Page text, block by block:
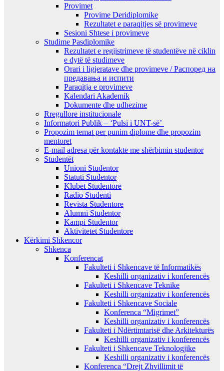
Provimet
Provime Deridiplomike
Rezultatet e paraqitjes së provimeve
Sesioni Shtese i provimeve
Studime Pasdiplomike
Rezultatet e regjistrimeve të studentëve në ciklin
e dytë të studimeve
Orari i ligjeratave dhe provimeve / Распоред на
предавањa и испити
Paraqitja e provimeve
Kalendari Akademik
Dokumente dhe udhezime
Rregullore institucionale
Informatori Publik – ‘Pulsi i UNT-së’
Propozim temat per punim diplome dhe propozim
mentoret
E-mail adresa për kontakte me shërbimin studentor
Studentët
Unioni Studentor
Statuti Studentor
Klubet Studentore
Radio Studenti
Revista Studentore
Alumni Studentor
Kampi Studentor
Aktivitetet Studentore
Kërkimi Shkencor
Shkenca
Konferencat
Fakulteti i Shkencave të Informatikës
Keshilli organizativ i konferencës
Fakulteti i Shkencave Teknike
Keshilli organizativ i konferencës
Fakulteti i Shkencave Sociale
Konferenca “Migrimet”
Keshilli organizativ i konferencës
Fakulteti i Ndërtimtarisë dhe Arkitekturës
Keshilli organizativ i konferencës
Fakulteti i Shkencave Teknologjike
Keshilli organizativ i konferencës
Konferenca “Drejt Zhvillimit të